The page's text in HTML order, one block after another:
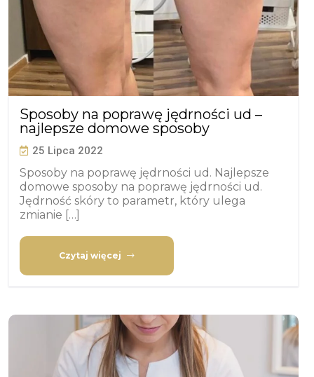
Sposoby na poprawę jędrności ud –
najlepsze domowe sposoby
25 Lipca 2022
Sposoby na poprawę jędrności ud. Najlepsze
domowe sposoby na poprawę jędrności ud.
Jędrność skóry to parametr, który ulega
zmianie […]
Czytaj więcej